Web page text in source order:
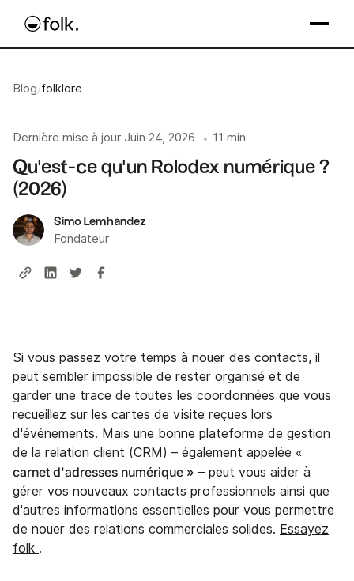
Blog/folklore
Dernière mise à jour Juin 24, 2026 • 11 min
Qu'est-ce qu'un Rolodex numérique ?
(2026)
Simo Lemhandez
Fondateur
Si vous passez votre temps à nouer des contacts, il
peut sembler impossible de rester organisé et de
garder une trace de toutes les coordonnées que vous
recueillez sur les cartes de visite reçues lors
d'événements. Mais une bonne plateforme de gestion
de la relation client (CRM) – également appelée «
carnet d'adresses numérique » – peut vous aider à
gérer vos nouveaux contacts professionnels ainsi que
d'autres informations essentielles pour vous permettre
de nouer des relations commerciales solides. Essayez
folk .